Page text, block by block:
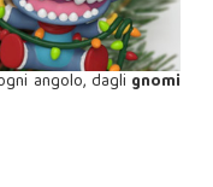
angolo, daglignomi